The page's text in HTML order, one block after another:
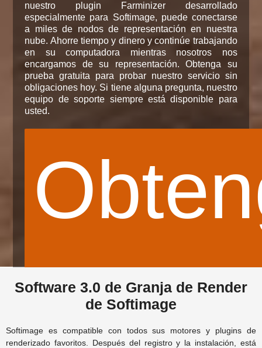
nuestro plugin Farminizer desarrollado
especialmente para Softimage, puede conectarse
a miles de nodos de representación en nuestra
nube. Ahorre tiempo y dinero y continúe trabajando
en su computadora mientras nosotros nos
encargamos de su representación. Obtenga su
prueba gratuita para probar nuestro servicio sin
obligaciones hoy. Si tiene alguna pregunta, nuestro
equipo de soporte siempre está disponible para
usted.
su
Software 3.0 de Granja de Render
de Softimage
Softimage es compatible con todos sus motores y plugins de
renderizado favoritos. Después del registro y la instalación, está